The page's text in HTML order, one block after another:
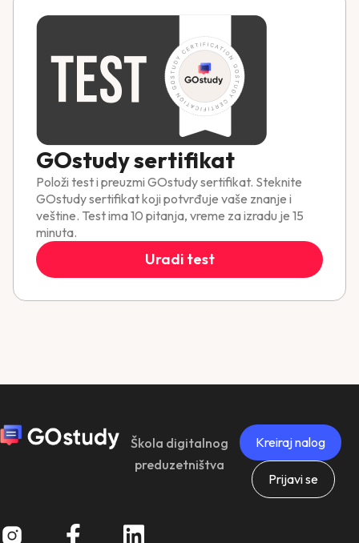
GOstudy sertifikat
Položi test i preuzmi GOstudy sertifikat. Steknite
GOstudy sertifikat koji potvrđuje vaše znanje i
veštine. Test ima 10 pitanja, vreme za izradu je 15
minuta.
Uradi test
Škola digitalnog
preduzetništva
Kreiraj nalog
Prijavi se